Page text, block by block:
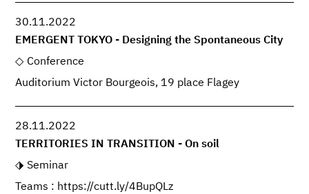
30.11.2022
EMERGENT TOKYO - Designing the Spontaneous City
Conference
Auditorium Victor Bourgeois, 19 place Flagey
28.11.2022
TERRITORIES IN TRANSITION - On soil
Seminar
Teams : https://cutt.ly/4BupQLz